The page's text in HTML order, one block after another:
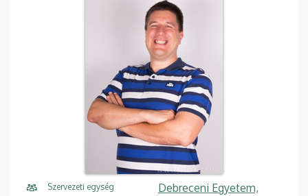
Szervezeti egység
Debreceni Egyetem,